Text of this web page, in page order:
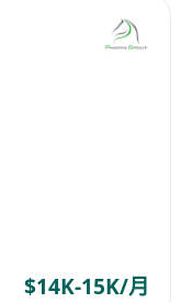
$14K-15K/月